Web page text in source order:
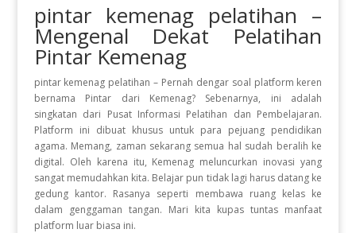
pintar kemenag pelatihan –
Mengenal Dekat Pelatihan
Pintar Kemenag
pintar kemenag pelatihan – Pernah dengar soal platform keren
bernama Pintar dari Kemenag? Sebenarnya, ini adalah
singkatan dari Pusat Informasi Pelatihan dan Pembelajaran.
Platform ini dibuat khusus untuk para pejuang pendidikan
agama. Memang, zaman sekarang semua hal sudah beralih ke
digital. Oleh karena itu, Kemenag meluncurkan inovasi yang
sangat memudahkan kita. Belajar pun tidak lagi harus datang ke
gedung kantor. Rasanya seperti membawa ruang kelas ke
dalam genggaman tangan. Mari kita kupas tuntas manfaat
platform luar biasa ini.